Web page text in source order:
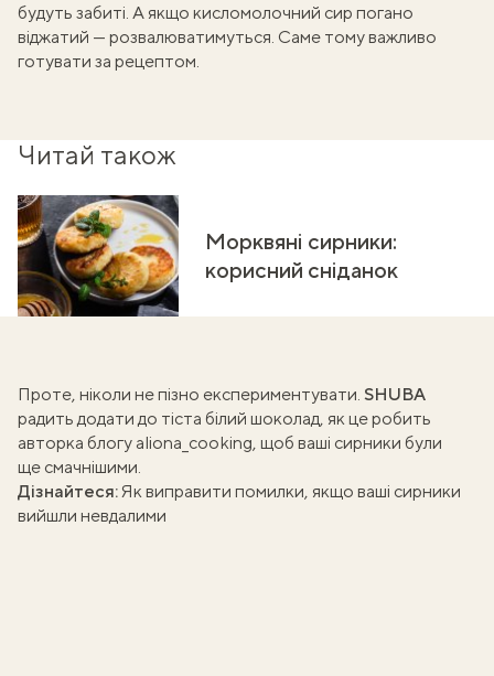
будуть забиті. А якщо кисломолочний сир погано
віджатий — розвалюватимуться. Саме тому важливо
готувати за рецептом.
Читай також
Морквяні сирники:
корисний сніданок
Проте, ніколи не пізно експериментувати. SHUBA
радить додати до тіста білий шоколад, як це робить
авторка блогу aliona_cooking, щоб ваші сирники були
ще смачнішими.
Дізнайтеся: Як виправити помилки, якщо ваші сирники
вийшли невдалими